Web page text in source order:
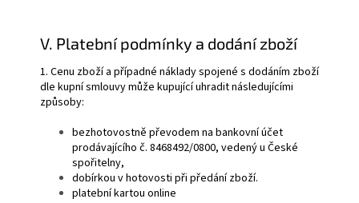
V. Platební podmínky a dodání zboží
1. Cenu zboží a případné náklady spojené s dodáním zboží
dle kupní smlouvy může kupující uhradit následujícími
způsoby:
bezhotovostně převodem na bankovní účet
prodávajícího č. 8468492/0800, vedený u České
spořitelny,
dobírkou v hotovosti při předání zboží.
platební kartou online